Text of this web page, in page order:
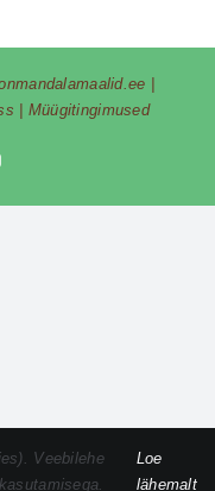
Müügitingimused
YouTube
available
Veebilehe
Loe
lähemalt